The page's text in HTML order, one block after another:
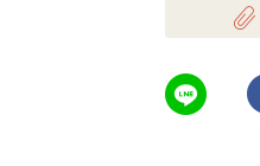
LINE